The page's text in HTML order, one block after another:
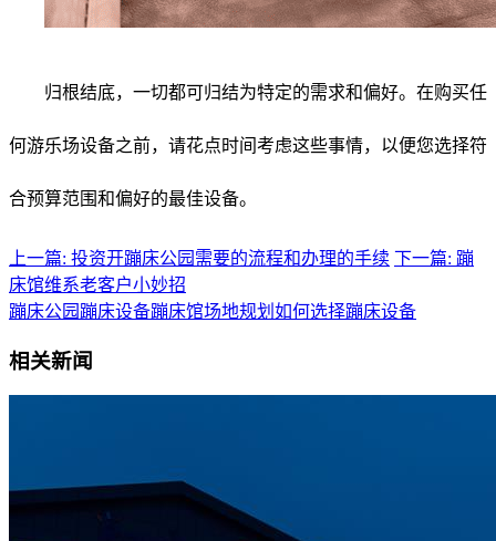
归根结底，一切都可归结为特定的需求和偏好。在购买任
何游乐场设备之前，请花点时间考虑这些事情，以便您选择符
合预算范围和偏好的最佳设备。
上一篇: 投资开蹦床公园需要的流程和办理的手续 下一篇: 蹦
床馆维系老客户小妙招
蹦床公园 蹦床设备蹦床馆场地规划 如何选择蹦床设备
相关新闻